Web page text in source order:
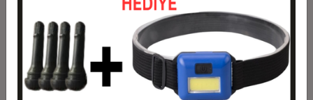
1,36 TL
5
0,28 TL
1,39 TL
0,24 TL
1,41 TL
7
1,44 TL